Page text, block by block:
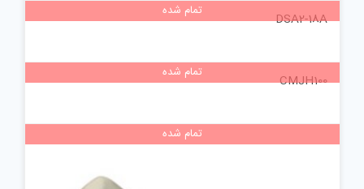
تمام شده DSA2-18A
تمام شده CMJH100
تمام شده